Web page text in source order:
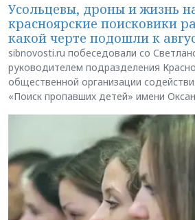
Усольцевы, дроны и жизнь
красноярские поисковики
какой черте подошли к
sibnovosti.ru побеседовали со
руководителем подразделения
общественной организации
«Поиск пропавших детей» имени